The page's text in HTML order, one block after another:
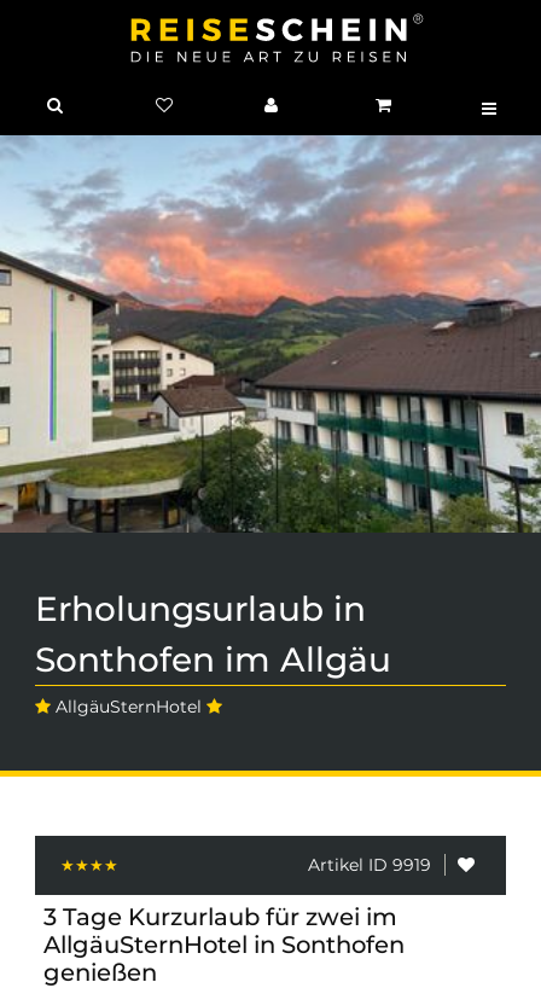
Erholungsurlaub in
Sonthofen im Allgäu
AllgäuSternHotel
Artikel ID 9919
3 Tage Kurzurlaub für zwei im
AllgäuSternHotel in Sonthofen
genießen